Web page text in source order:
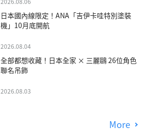
日本國內線限定！ANA「吉伊卡哇特別塗裝
機」10月底開航
2026.08.04
全部都想收藏！日本全家 × 三麗鷗 26位角色
聯名吊飾
2026.08.03
More